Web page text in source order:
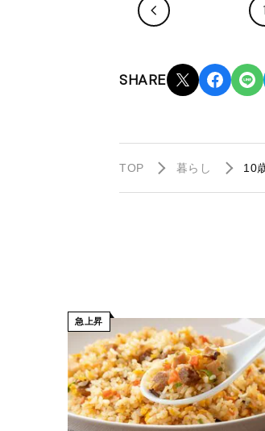
1
SHARE
TOP 暮らし 10
急上昇